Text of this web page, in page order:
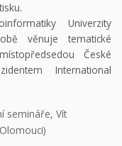
Univerzity
věnuje tematické
České
International
semináře, Vít